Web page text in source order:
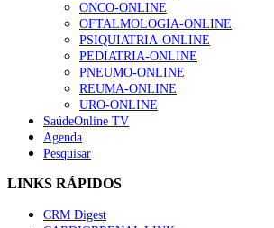
ONCO-ONLINE
OFTALMOLOGIA-ONLINE
PSIQUIATRIA-ONLINE
PEDIATRIA-ONLINE
PNEUMO-ONLINE
REUMA-ONLINE
URO-ONLINE
SaúdeOnline TV
Agenda
Pesquisar
LINKS RÁPIDOS
CRM Digest